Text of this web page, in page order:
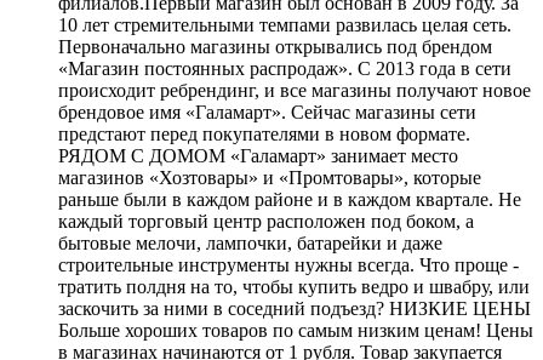
10 лет стремительными темпами развилась целая сеть.
Первоначально магазины открывались под брендом
«Магазин постоянных распродаж». С 2013 года в сети
происходит ребрендинг, и все магазины получают новое
брендовое имя «Галамарт». Сейчас магазины сети
предстают перед покупателями в новом формате.
РЯДОМ С ДОМОМ «Галамарт» занимает место
магазинов «Хозтовары» и «Промтовары», которые
раньше были в каждом районе и в каждом квартале. Не
каждый торговый центр расположен под боком, а
бытовые мелочи, лампочки, батарейки и даже
строительные инструменты нужны всегда. Что проще -
тратить полдня на то, чтобы купить ведро и швабру, или
заскочить за ними в соседний подъезд? НИЗКИЕ ЦЕНЫ
Больше хороших товаров по самым низким ценам! Цены
в магазинах начинаются от 1 рубля. Товар закупается